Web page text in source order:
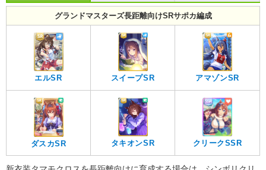
グランドマスターズ長距離向けSRサポカ編成
エルSR スイープSR アマゾンSR
ダスカSR タキオンSR クリークSSR